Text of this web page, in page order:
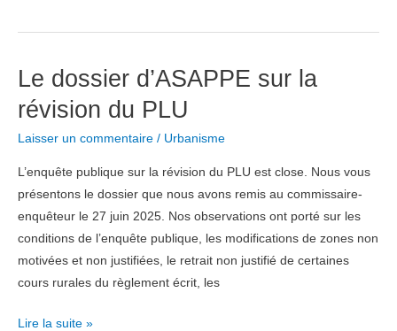
du
enquêteur
Le dossier d’ASAPPE sur la
révision du PLU
Laisser un commentaire / Urbanisme
L’enquête publique sur la révision du PLU est close. Nous vous
présentons le dossier que nous avons remis au commissaire-
enquêteur le 27 juin 2025. Nos observations ont porté sur les
conditions de l’enquête publique, les modifications de zones non
motivées et non justifiées, le retrait non justifié de certaines
cours rurales du règlement écrit, les
LeLire la suite »